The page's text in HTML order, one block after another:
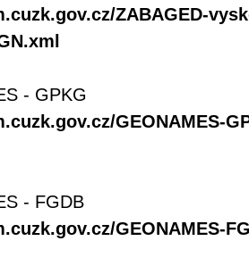
ZABAGED-
- GPKG
GEONAMES-
- FGDB
GEONAMES-